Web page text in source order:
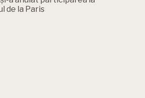
de la Paris